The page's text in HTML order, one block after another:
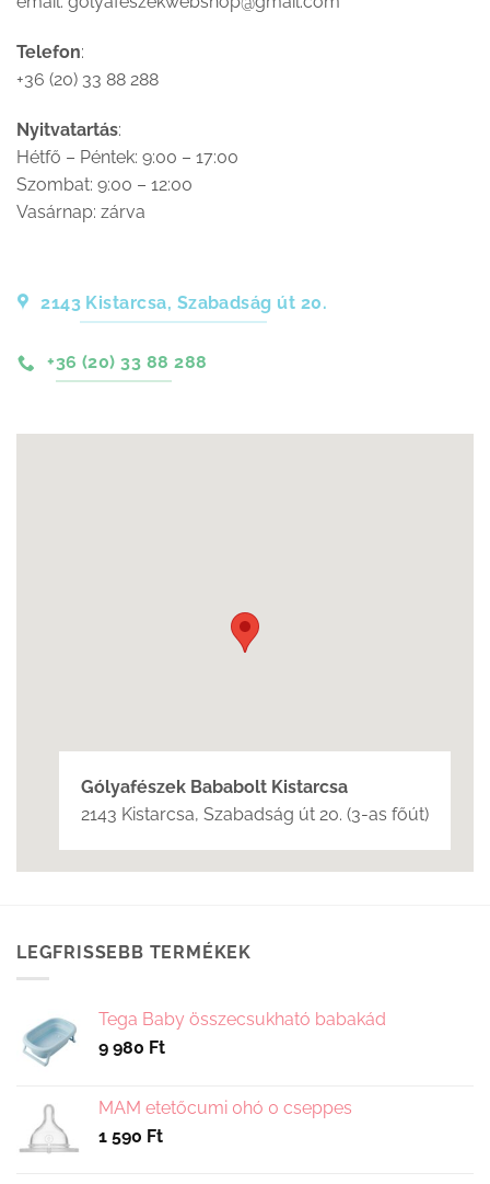
Telefon:
+36 (20) 33 88 288
Nyitvatartás:
Hétfő – Péntek: 9:00 – 17:00
Szombat: 9:00 – 12:00
Vasárnap: zárva
2143 Kistarcsa, Szabadság út 20.
+36 (20) 33 88 288
Gólyafészek Bababolt Kistarcsa
2143 Kistarcsa, Szabadság út 20. (3-as főút)
LEGFRISSEBB TERMÉKEK
Tega Baby összecsukható babakád
9 980 Ft
MAM etetőcumi 0hó 0 cseppes
1 590 Ft